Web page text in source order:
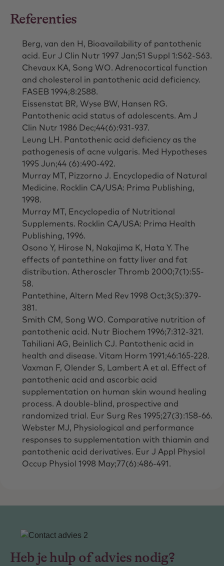
Referenties
Berg, van den H, Bioavailability of pantothenic
acid. Eur J Clin Nutr 1997 Jan;51 Suppl 1:S62-S63.
Chevaux KA, Song WO. Adrenocortical function
and cholesterol in pantothenic acid deficiency.
FASEB 1994;8:2588.
Eissenstat BR, Wyse BW, Hansen RG.
Pantothenic acid status of adolescents. Am J
Clin Nutr 1986 Dec;44(6):931-937.
Leung LH. Pantothenic acid deficiency as the
pathogenesis of acne vulgaris. Med Hypotheses
1995 Jun;44 (6):490-492.
Murray MT, Pizzorno J. Encyclopedia of Natural
Medicine. Rocklin CA/USA: Prima Publishing,
1998.
Murray MT, Encyclopedia of Nutritional
Supplements. Rocklin CA/USA: Prima Health
Publishing, 1996.
Osono Y, Hirose N, Nakajima K, Hata Y. The
effects of pantethine on fatty liver and fat
distribution. Atheroscler Thromb 2000;7(1):55-
58.
Pantethine, Altern Med Rev 1998 Oct;3(5):379-
381.
Smith CM, Song WO. Comparative nutrition of
pantothenic acid. Nutr Biochem 1996;7:312-321.
Tahiliani AG, Beinlich CJ. Pantothenic acid in
health and disease. Vitam Horm 1991;46:165-228.
Vaxman F, Olender S, Lambert A et al. Effect of
pantothenic acid and ascorbic acid
supplementation on human skin wound healing
process. A double-blind, prospective and
randomized trial. Eur Surg Res 1995;27(3):158-66.
Webster MJ, Physiological and performance
responses to supplementation with thiamin and
pantothenic acid derivatives. Eur J Appl Physiol
Occup Physiol 1998 May;77(6):486-491.
Heb je hulp of advies nodig?